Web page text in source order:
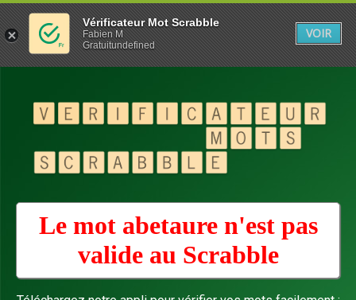
Le mot abetaure n'est pas
valide au Scrabble
Vérificateur Mot Scrabble
Fabien M
Gratuitundefined
VOIR